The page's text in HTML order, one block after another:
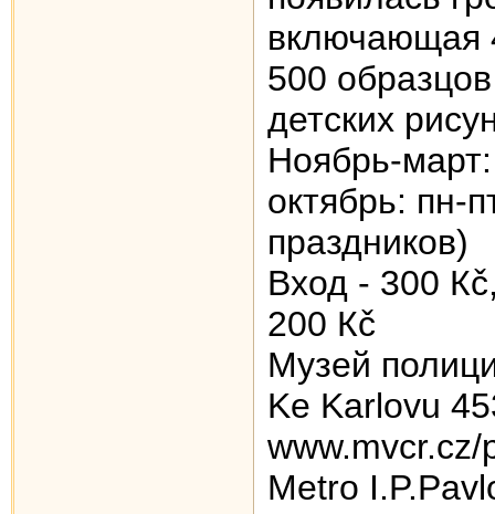
включающая
500
детских
Ноябрь-
октябрь: пн-
праздников)
Вход - 300
200 Кč
Музей
Ke Karlovu
Меtrо